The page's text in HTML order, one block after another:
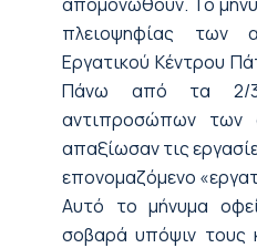
πλειοψηφίας των
Εργατικού Κέντρου
Πάνω από τα 2/3
αντιπροσώπων των
απαξίωσαν τις
επονομαζόμενο
Αυτό το μήνυμα
σοβαρά υπόψιν τους